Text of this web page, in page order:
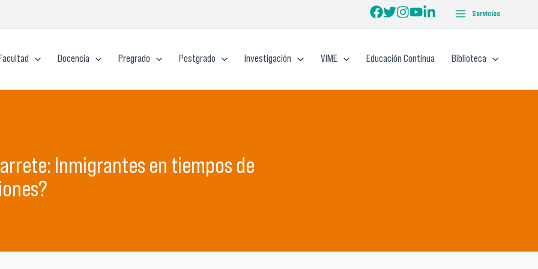
Servicios
Docencia Pregrado Postgrado Investigación VIME Educación Continua Biblioteca
Inmigrantes en tiempos de